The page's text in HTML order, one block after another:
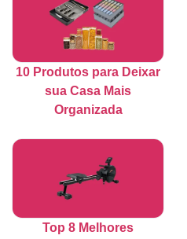
10 Produtos para Deixar
sua Casa Mais
Organizada
Top 8 Melhores